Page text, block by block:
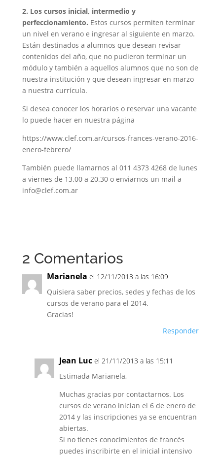
2. Los cursos inicial, intermedio y
perfeccionamiento. Estos cursos permiten terminar
un nivel en verano e ingresar al siguiente en marzo.
Están destinados a alumnos que desean revisar
contenidos del año, que no pudieron terminar un
módulo y también a aquellos alumnos que no son de
nuestra institución y que desean ingresar en marzo
a nuestra currícula.
Si desea conocer los horarios o reservar una vacante
lo puede hacer en nuestra página
https://www.clef.com.ar/cursos-frances-verano-2016-
enero-febrero/
También puede llamarnos al 011 4373 4268 de lunes
a viernes de 13.00 a 20.30 o enviarnos un mail a
info@clef.com.ar
2 Comentarios
Marianela el 12/11/2013 a las 16:09
Quisiera saber precios, sedes y fechas de los
cursos de verano para el 2014.
Gracias!
Responder
Jean Luc el 21/11/2013 a las 15:11
Estimada Marianela,
Muchas gracias por contactarnos. Los
cursos de verano inician el 6 de enero de
2014 y las inscripciones ya se encuentran
abiertas.
Si no tienes conocimientos de francés
puedes inscribirte en el inicial intensivo